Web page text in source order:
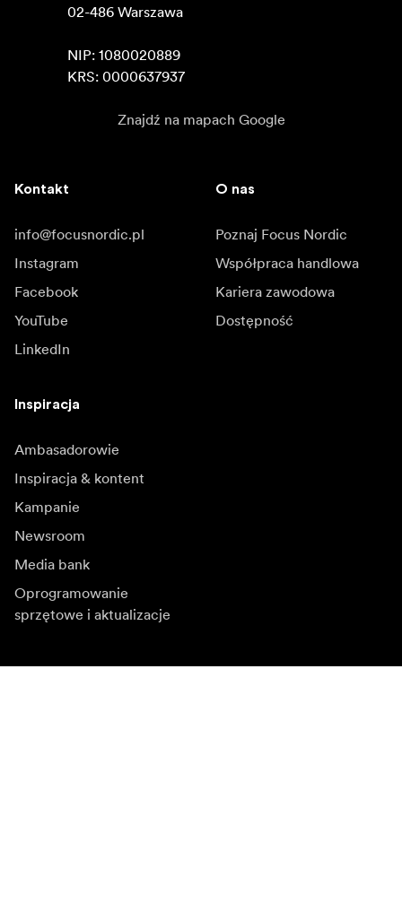
02-486 Warszawa
NIP: 1080020889
KRS: 0000637937
Znajdź na mapach Google
Kontakt
info@focusnordic.pl
Instagram
Facebook
YouTube
LinkedIn
O nas
Poznaj Focus Nordic
Współpraca handlowa
Kariera zawodowa
Dostępność
Inspiracja
Ambasadorowie
Inspiracja & kontent
Kampanie
Newsroom
Media bank
Oprogramowanie
sprzętowe i aktualizacje